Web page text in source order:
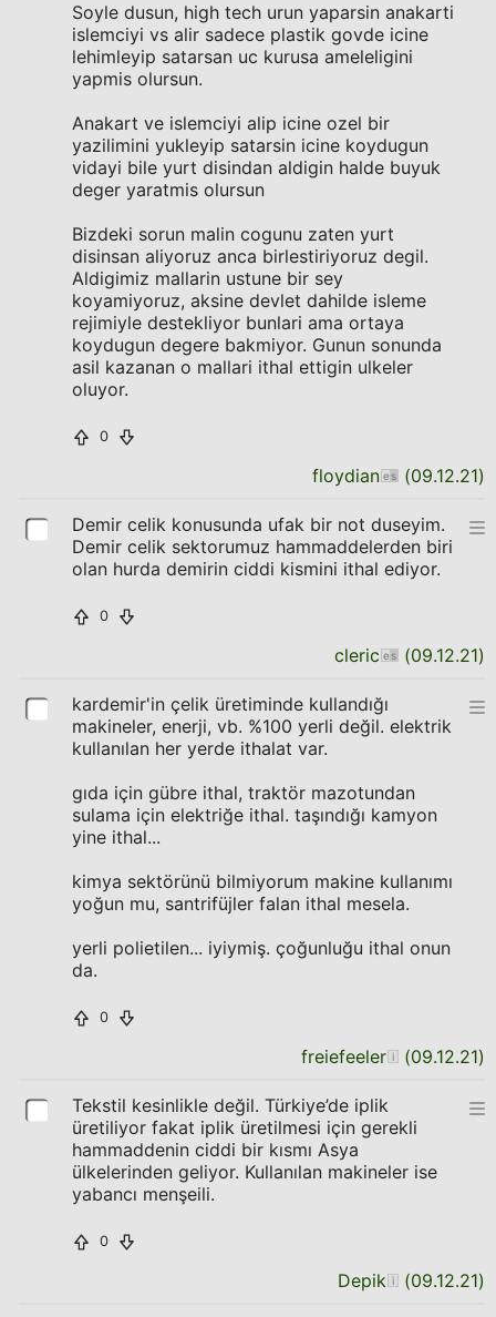
Soyle dusun, high tech urun yaparsin anakarti
islemciyi vs alir sadece plastik govde icine
lehimleyip satarsan uc kurusa ameleligini
yapmis olursun.
Anakart ve islemciyi alip icine ozel bir
yazilimini yukleyip satarsin icine koydugun
vidayi bile yurt disindan aldigin halde buyuk
deger yaratmis olursun
Bizdeki sorun malin cogunu zaten yurt
disinsan aliyoruz anca birlestiriyoruz degil.
Aldigimiz mallarin ustune bir sey
koyamiyoruz, aksine devlet dahilde isleme
rejimiyle destekliyor bunlari ama ortaya
koydugun degere bakmiyor. Gunun sonunda
asil kazanan o mallari ithal ettigin ulkeler
oluyor.
0
floydian (09.12.21)
Demir celik konusunda ufak bir not duseyim.
Demir celik sektorumuz hammaddelerden biri
olan hurda demirin ciddi kismini ithal ediyor.
0
cleric (09.12.21)
kardemir'in çelik üretiminde kullandığı
makineler, enerji, vb. %100 yerli değil. elektrik
kullanılan her yerde ithalat var.
gıda için gübre ithal, traktör mazotundan
sulama için elektriğe ithal. taşındığı kamyon
yine ithal...
kimya sektörünü bilmiyorum makine kullanımı
yoğun mu, santrifüjler falan ithal mesela.
yerli polietilen... iyiymiş. çoğunluğu ithal onun
da.
0
freiefeeler (09.12.21)
Tekstil kesinlikle değil. Türkiye’de iplik
üretiliyor fakat iplik üretilmesi için gerekli
hammaddenin ciddi bir kısmı Asya
ülkelerinden geliyor. Kullanılan makineler ise
yabancı menşeili.
0
Depik (09.12.21)